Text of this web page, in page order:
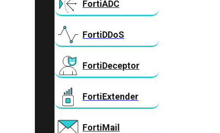
FortiADC
FortiDDoS
FortiDeceptor
FortiExtender
FortiMail